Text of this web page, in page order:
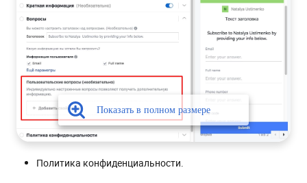
Политика конфиденциальности.